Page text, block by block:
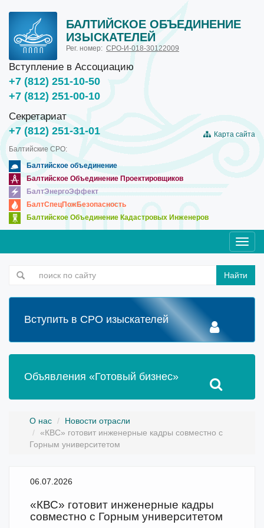
БАЛТИЙСКОЕ ОБЪЕДИНЕНИЕ
ИЗЫСКАТЕЛЕЙ
Рег. номер: СРО-И-018-30122009
Вступление в Ассоциацию
+7 (812) 251-10-50
+7 (812) 251-00-10
Секретариат
+7 (812) 251-31-01
Карта сайта
Балтийские СРО:
Балтийское объединение
Балтийское Объединение Проектировщиков
БалтЭнергоЭффект
БалтСпецПожБезопасность
Балтийское Объединение Кадастровых Инженеров
Найти
Вступить в СРО изыскателей
Объявления «Готовый бизнес»
О нас
Новости отрасли
«КВС» готовит инженерные кадры совместно с
Горным университетом
06.07.2026
«КВС» готовит инженерные кадры
совместно с Горным университетом